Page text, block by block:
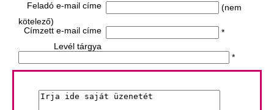
Feladó e-mail címe
(nem
kötelező)
Címzett e-mail címe
*
Levél tárgya
*